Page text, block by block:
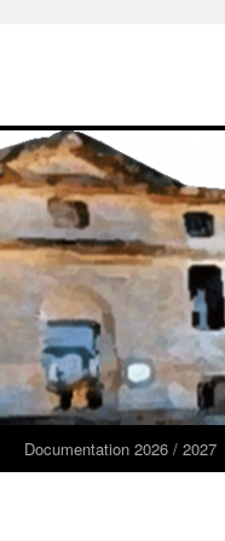
Documentation 2026 / 2027